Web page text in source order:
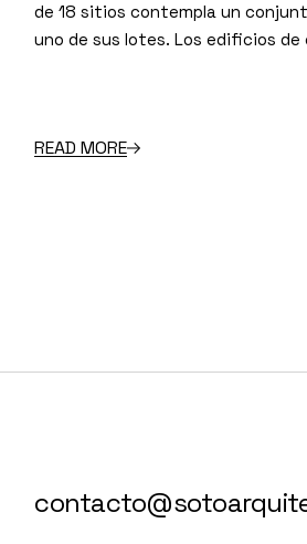
de 18 sitios contempla un
uno de sus lotes. Los edificios de
READ MORE